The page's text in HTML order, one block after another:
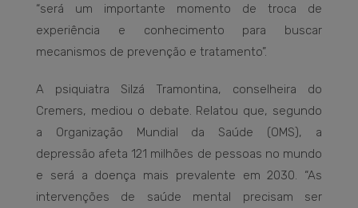
“será um importante momento de troca de
experiência e conhecimento para buscar
mecanismos de prevenção e tratamento”.
A psiquiatra Silzá Tramontina, conselheira do
Cremers, mediou o debate. Relatou que, segundo
a Organização Mundial da Saúde (OMS), a
depressão afeta 121 milhões de pessoas no mundo
e será a doença mais prevalente em 2030. “As
intervenções de saúde mental precisam ser